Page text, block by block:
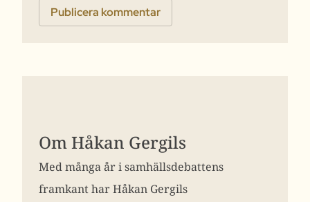
Om Håkan Gergils
Med många år i samhällsdebattens
framkant har Håkan Gergils